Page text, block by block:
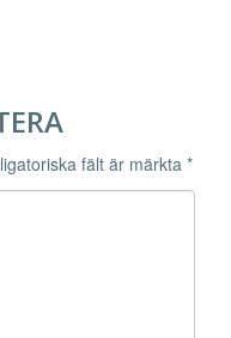
fält är märkta *